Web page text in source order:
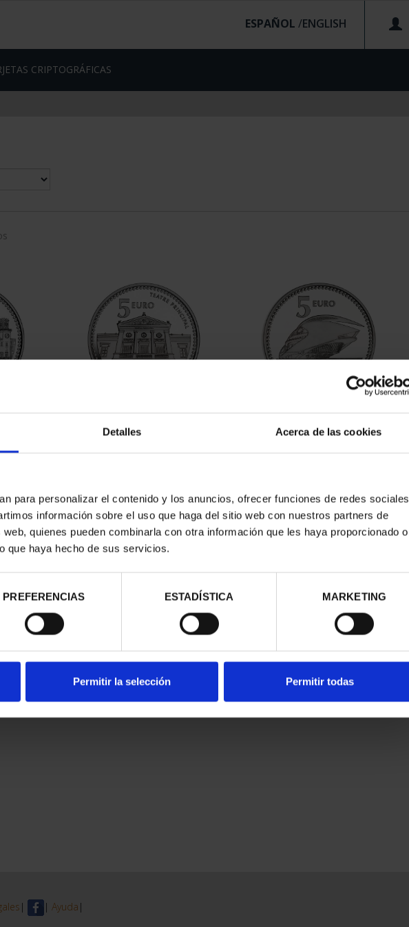
Detalles Acerca de las cookies
para personalizar el contenido y los anuncios, ofrecer funciones de redes sociales
información sobre el uso que haga del sitio web con nuestros partners de
quienes pueden combinarla con otra información que les haya proporcionado o
que haya hecho de sus servicios.
PREFERENCIAS ESTADÍSTICA MARKETING
Permitir la selección Permitir todas
ESPAÑOL /
CRIPTOGRÁFICAS
-
CAPITALES ESPAÑOLAS -
CASTELLON DE LA ...
CAPITALES ESPAÑOLAS -
VALENCIA
| | Ayuda |